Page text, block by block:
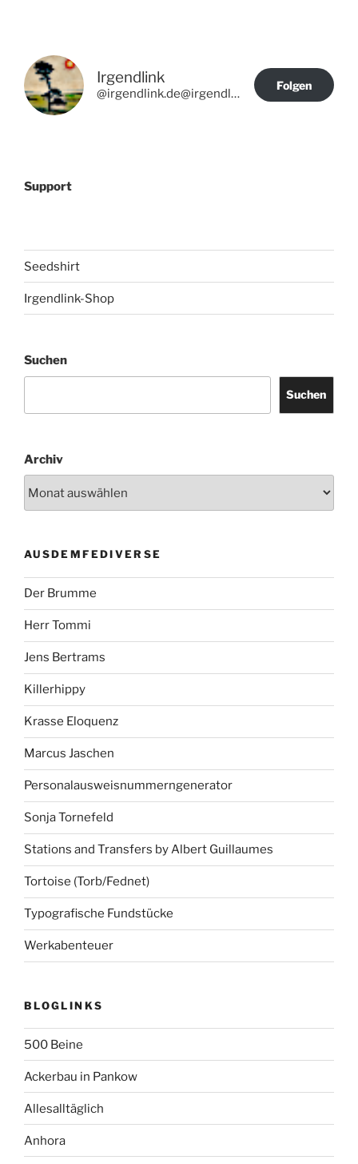
Irgendlink
@irgendlink.de@irgendlink.de
Folgen
Support
Seedshirt
Irgendlink-Shop
Suchen
Suchen
Archiv
AUSDEMFEDIVERSE
Der Brumme
Herr Tommi
Jens Bertrams
Killerhippy
Krasse Eloquenz
Marcus Jaschen
Personalausweisnummerngenerator
Sonja Tornefeld
Stations and Transfers by Albert Guillaumes
Tortoise (Torb/Fednet)
Typografische Fundstücke
Werkabenteuer
BLOGLINKS
500 Beine
Ackerbau in Pankow
Allesalltäglich
Anhora